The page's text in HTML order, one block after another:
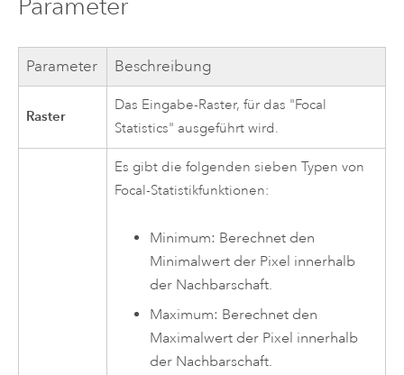
Parameter Beschreibung
Raster
Das Eingabe-Raster, für das "Focal
Statistics" ausgeführt wird.
Es gibt die folgenden sieben Typen von
Focal-Statistikfunktionen:
Minimum: Berechnet den
Minimalwert der Pixel innerhalb
der Nachbarschaft.
Maximum: Berechnet den
Maximalwert der Pixel innerhalb
der Nachbarschaft.